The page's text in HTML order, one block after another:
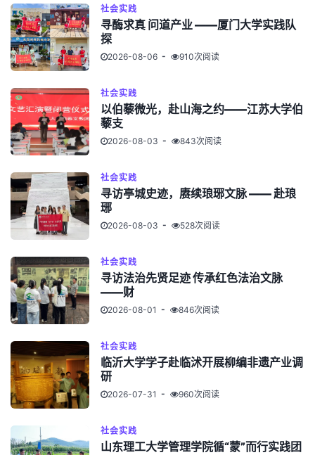
社会实践
寻酶求真 问道产业 ——厦门大学实践队
探
2026-08-06 910次阅读
社会实践
以伯藜微光，赴山海之约——江苏大学伯
藜支
2026-08-03 843次阅读
社会实践
寻访亭城史迹，赓续琅琊文脉 —— 赴琅
琊
2026-08-03 528次阅读
社会实践
寻访法治先贤足迹 传承红色法治文脉
——财
2026-08-01 846次阅读
社会实践
临沂大学学子赴临沭开展柳编非遗产业调
研
2026-07-31 960次阅读
社会实践
山东理工大学管理学院循“蒙”而行实践团